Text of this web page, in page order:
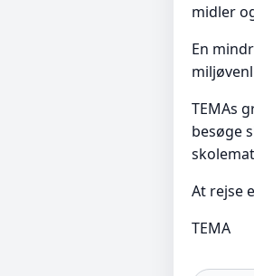
midler
En
TEMAs
besøge
At rejse
TEMA